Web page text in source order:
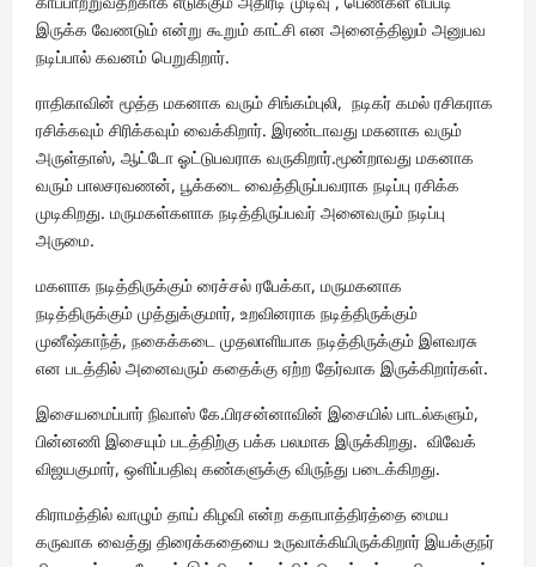
இருக்க வேணடும் என்று கூறும் காட்சி என அனைத்திலும் அனுபவ
நடிப்பால் கவனம் பெறுகிறார்.
ராதிகாவின் மூத்த மகனாக வரும் சிங்கம்புலி, நடிகர் கமல் ரசிகராக
ரசிக்கவும் சிரிக்கவும் வைக்கிறார். இரண்டாவது மகனாக வரும்
அருள்தாஸ், ஆட்டோ ஓட்டுபவராக வருகிறார்.மூன்றாவது மகனாக
வரும் பாலசரவணன், பூக்கடை வைத்திருப்பவராக நடிப்பு ரசிக்க
முடிகிறது. மருமகள்களாக நடித்திருப்பவர் அனைவரும் நடிப்பு
அருமை.
மகளாக நடித்திருக்கும் ரைச்சல் ரபேக்கா, மருமகனாக
நடித்திருக்கும் முத்துக்குமார், உறவினராக நடித்திருக்கும்
முனீஷ்காந்த், நகைக்கடை முதலாளியாக நடித்திருக்கும் இளவரசு
என படத்தில் அனைவரும் கதைக்கு ஏற்ற தேர்வாக இருக்கிறார்கள்.
இசையமைப்பார் நிவாஸ் கே.பிரசன்னாவின் இசையில் பாடல்களும்,
பின்னணி இசையும் படத்திற்கு பக்க பலமாக இருக்கிறது. விவேக்
விஜயகுமார், ஒளிப்பதிவு கண்களுக்கு விருந்து படைக்கிறது.
கிராமத்தில் வாழும் தாய் கிழவி என்ற கதாபாத்திரத்தை மைய
கருவாக வைத்து திரைக்கதையை உருவாக்கியிருக்கிறார் இயக்குநர்